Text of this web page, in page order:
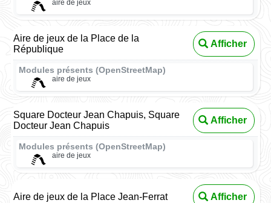
aire de jeux
Aire de jeux de la Place de la
République
Afficher
Modules présents (OpenStreetMap)
aire de jeux
Square Docteur Jean Chapuis, Square
Docteur Jean Chapuis
Afficher
Modules présents (OpenStreetMap)
aire de jeux
Aire de jeux de la Place Jean-Ferrat Afficher